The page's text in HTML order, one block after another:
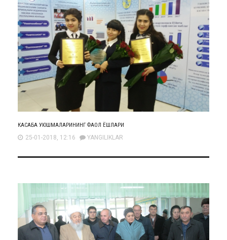
КАСАБА УЮШМАЛАРИНИНГ ФАОЛ ЁШЛАРИ
25-01-2018, 12:16 YANGILIKLAR